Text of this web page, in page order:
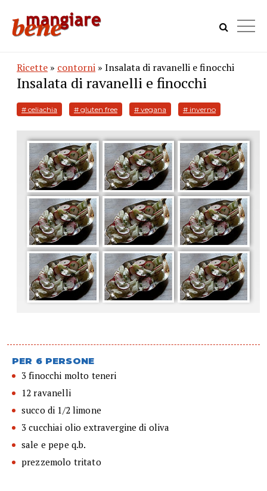
Ricette » contorni » Insalata di ravanelli e finocchi
Insalata di ravanelli e finocchi
# celiachia # gluten free # vegana # inverno
PER 6 PERSONE
3 finocchi molto teneri
12 ravanelli
succo di 1/2 limone
3 cucchiai olio extravergine di oliva
sale e pepe q.b.
prezzemolo tritato